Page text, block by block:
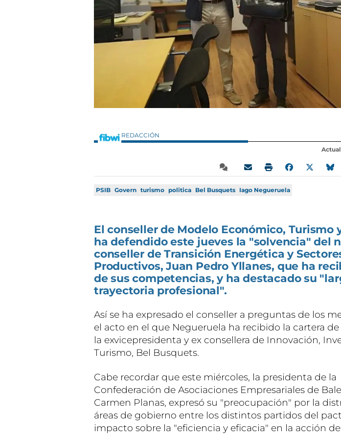
REDACCIÓN
PSIB Govern turismo politica Bel Busquets Iago Negueruela
El conseller de Modelo Económico, Turismo
ha defendido este jueves la "solvencia" del
conseller de Transición Energética y
Productivos, Juan Pedro Yllanes, que ha
de sus competencias, y ha destacado su
trayectoria profesional".
Así se ha expresado el conseller a preguntas de los
el acto en el que Negueruela ha recibido la cartera
la exvicepresidenta y ex consellera de Innovación,
Turismo, Bel Busquets.
Cabe recordar que este miércoles, la presidenta de la
Confederación de Asociaciones Empresariales de
Carmen Planas, expresó su "preocupación" por la
áreas de gobierno entre los distintos partidos del
impacto sobre la "eficiencia y eficacia" en la acción